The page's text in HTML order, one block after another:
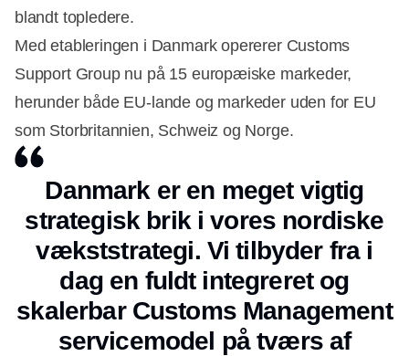
blandt topledere.
Med etableringen i Danmark opererer Customs
Support Group nu på 15 europæiske markeder,
herunder både EU-lande og markeder uden for EU
som Storbritannien, Schweiz og Norge.
Danmark er en meget vigtig
strategisk brik i vores nordiske
vækststrategi. Vi tilbyder fra i
dag en fuldt integreret og
skalerbar Customs Management
servicemodel på tværs af